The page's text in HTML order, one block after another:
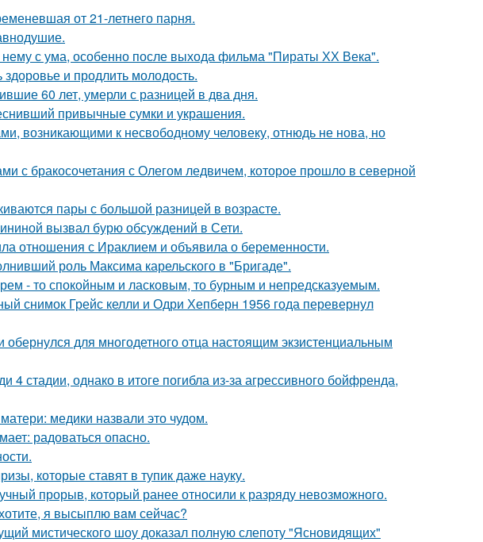
от 21-летнего парня.
нему с ума, особенно после выхода фильма "Пираты ХХ Века".
и продлить молодость.
60 лет, умерли с разницей в два дня.
привычные сумки и украшения.
возникающими к несвободному человеку, отнюдь не нова, но
с бракосочетания с Олегом ледвичем, которое прошло в северной
пары с большой разницей в возрасте.
вызвал бурю обсуждений в Сети.
отношения с Ираклием и объявила о беременности.
роль Максима карельского в "Бригаде".
- то спокойным и ласковым, то бурным и непредсказуемым.
снимок Грейс келли и Одри Хепберн 1956 года перевернул
для многодетного отца настоящим экзистенциальным
стадии, однако в итоге погибла из-за агрессивного бойфренда,
медики назвали это чудом.
радоваться опасно.
которые ставят в тупик даже науку.
прорыв, который ранее относили к разряду невозможного.
я высыплю вaм сейчaс?
мистического шоу доказал полную слепоту "Ясновидящих"